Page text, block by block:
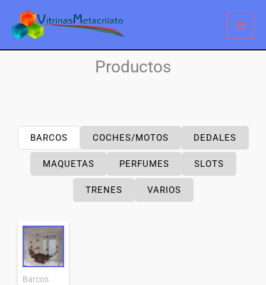
contenido
Productos
BARCOS COCHES/MOTOS DEDALES
MAQUETAS PERFUMES SLOTS
TRENES VARIOS
Barcos